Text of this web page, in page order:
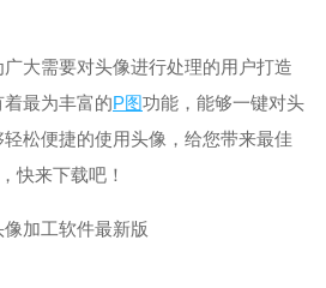
大需要对头像进行处理的用户打造
最为丰富的P图功能，能够一键对头
松便捷的使用头像，给您带来最佳
快来下载吧！